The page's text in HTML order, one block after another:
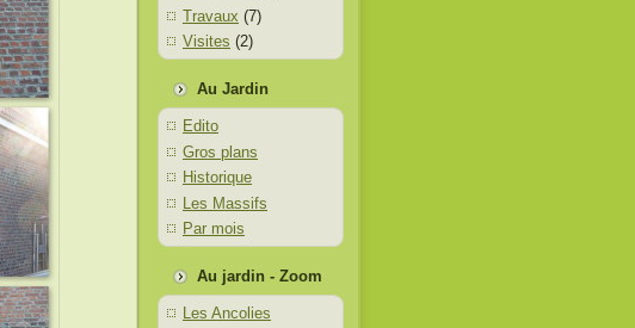
Travaux (7)
Visites (2)
Au Jardin
Edito
Gros plans
Historique
Les Massifs
Par mois
Au jardin - Zoom
Les Ancolies